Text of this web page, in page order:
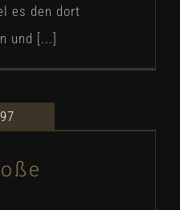
es den dort
und [...]